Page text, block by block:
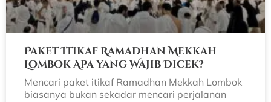
Paket Itikaf Ramadhan Mekkah
Lombok Apa yang Wajib Dicek?
Mencari paket itikaf Ramadhan Mekkah Lombok
biasanya bukan sekadar mencari perjalanan